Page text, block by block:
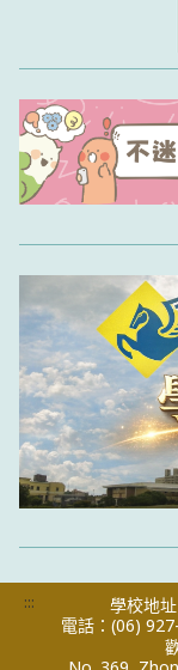
:::
學校地
電話：(06)